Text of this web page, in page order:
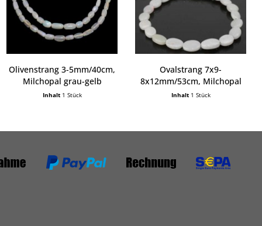
Olivenstrang 3-5mm/40cm,
Milchopal grau-gelb
Inhalt 1 Stück
Ovalstrang 7x9-
8x12mm/53cm, Milchopal
(Australien)
Inhalt 1 Stück